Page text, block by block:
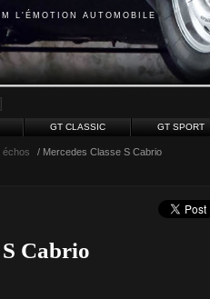
L'ÉMOTION AUTOMOBILE
GT CLASSIC GT SPORT
échos / Mercedes Classe S Cabrio
S Cabrio